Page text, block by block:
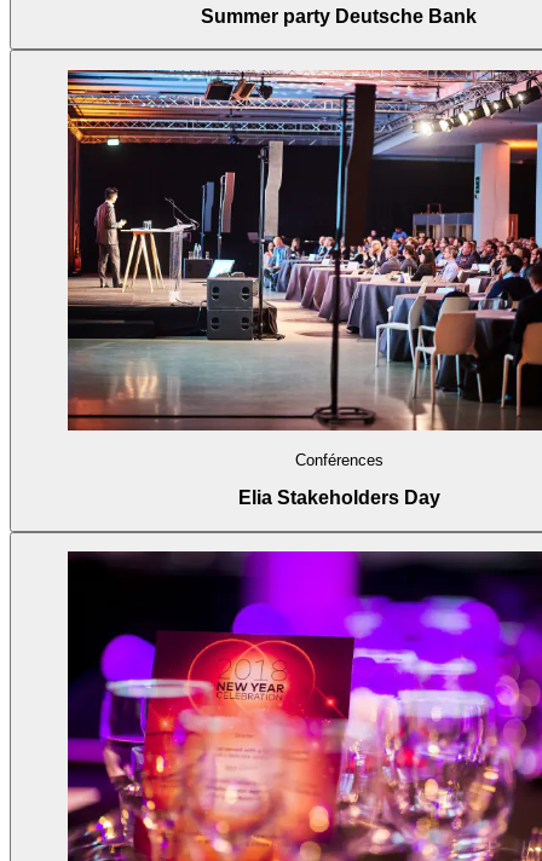
Summer party Deutsche Bank
Conférences
Elia Stakeholders Day